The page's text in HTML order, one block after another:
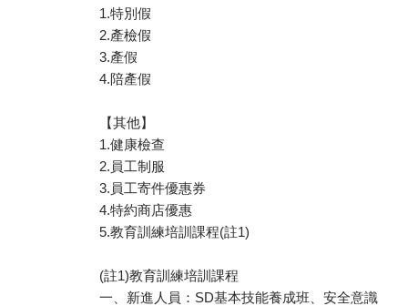
1.特別假
2.產檢假
3.產假
4.陪產假
【其他】
1.健康檢查
2.員工制服
3.員工寄件優惠券
4.特約商店優惠
5.教育訓練培訓課程(註1)
(註1)教育訓練培訓課程
一、新進人員：SD基本技能養成班、安全意識